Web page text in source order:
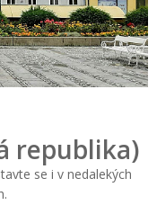
republika)
se i v nedalekých